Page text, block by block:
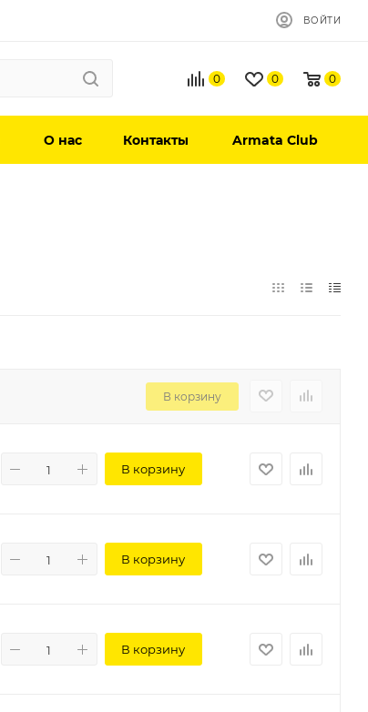
ВОЙТИ
0 0 0
О нас Контакты Armata Club
В корзину
В корзину
В корзину
В корзину